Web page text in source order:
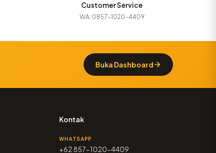
Customer Service
WA: 0857-1020-4409
Buka Dashboard
Kontak
WHATSAPP
+62 857-1020-4409